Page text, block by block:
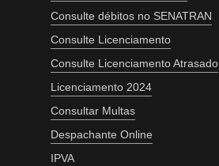
Consulte débitos no SENATRAN
Consulte Licenciamento
Consulte Licenciamento Atrasado
Licenciamento 2024
Consultar Multas
Despachante Online
IPVA